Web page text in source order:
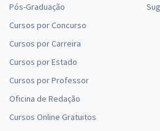
à
ALE AM - Assembleia Legislativa
Pós-Graduação
Cursos por Concurso
Cursos por Carreira
Cursos por Estado
Cursos por Professor
Oficina de Redação
Cursos Online Gratuitos